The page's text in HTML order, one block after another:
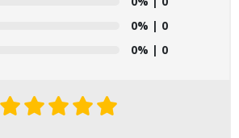
0% | 0
0% | 0